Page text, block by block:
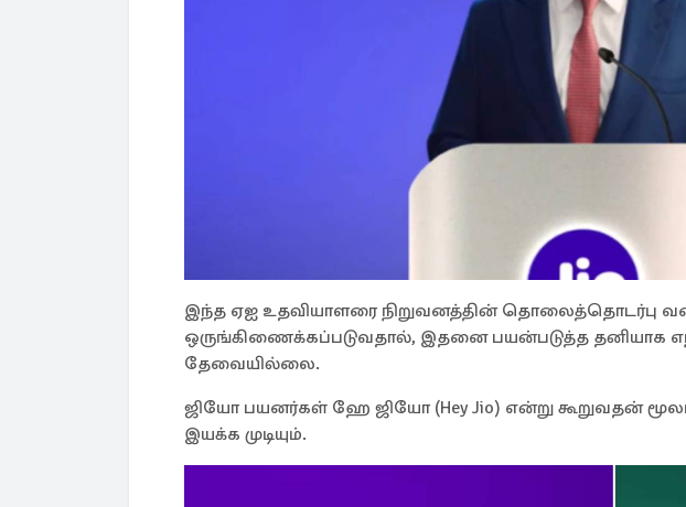
இந்த ஏஐ உதவியாளரை நிறுவனத்தின் தொலைத்தொடர்பு
ஒருங்கிணைக்கப்படுவதால், இதனை பயன்படுத்த தனியாக
தேவையில்லை.
ஜியோ பயனர்கள் ஹே ஜியோ (Hey Jio) என்று கூறுவதன்
இயக்க முடியும்.